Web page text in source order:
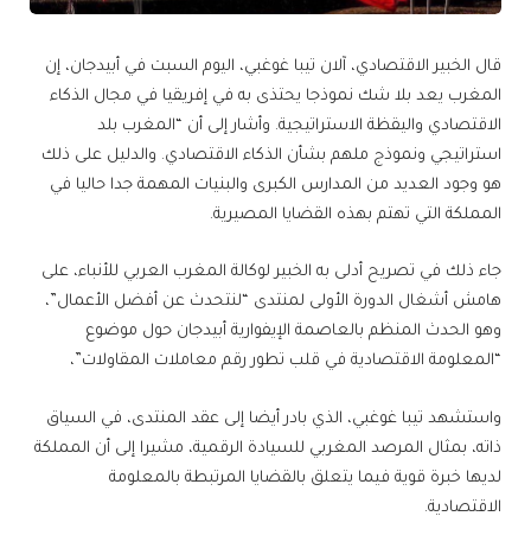
قال الخبير الاقتصادي، آلان تيبا غوغبي، اليوم السبت في أبيدجان، إن
المغرب يعد بلا شك نموذجا يحتذى به في إفريقيا في مجال الذكاء
الاقتصادي واليقظة الاستراتيجية. وأشار إلى أن “المغرب بلد
استراتيجي ونموذج ملهم بشأن الذكاء الاقتصادي. والدليل على ذلك
هو وجود العديد من المدارس الكبرى والبنيات المهمة جدا حاليا في
المملكة التي تهتم بهذه القضايا المصيرية.
جاء ذلك في تصريح أدلى به الخبير لوكالة المغرب العربي للأنباء، على
هامش أشغال الدورة الأولى لمنتدى “لنتحدث عن أفضل الأعمال”،
وهو الحدث المنظم بالعاصمة الإيفوارية أبيدجان حول موضوع
“المعلومة الاقتصادية في قلب تطور رقم معاملات المقاولات”،
واستشهد تيبا غوغبي، الذي بادر أيضا إلى عقد المنتدى، في السياق
ذاته، بمثال المرصد المغربي للسيادة الرقمية، مشيرا إلى أن المملكة
لديها خبرة قوية فيما يتعلق بالقضايا المرتبطة بالمعلومة
الاقتصادية.